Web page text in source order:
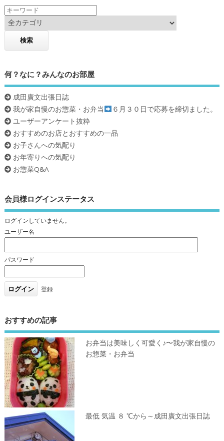
何？なに？みんなのお部屋
成田廣文出張日誌
我が家自慢のお惣菜・お弁当
６月３０日で応募を締切ました。
ユーザーアンケート抜粋
おすすめのお店とおすすめの一品
お子さんへの気配り
お年寄りへの気配り
お惣菜Q&A
会員様ログインステータス
ログインしていません。
ユーザー名
パスワード
登録
おすすめの記事
お弁当は美味しく可愛く♪〜我が家自慢の
お惣菜・お弁当
最低 気温 ８ ℃から～成田廣文出張日誌